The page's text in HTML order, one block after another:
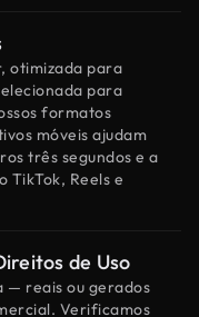
otimizada para
para
formatos
móveis ajudam
três segundos e a
TikTok, Reels e
de Uso
— reais ou gerados
Verificamos